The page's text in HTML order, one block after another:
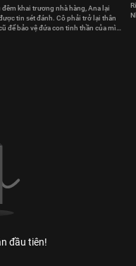
đêm khai trương nhà hàng, Ana lại
tin sét đánh. Cô phải trở lại thân
để bảo vệ đứa con tinh thần của mình
đầu tiên!